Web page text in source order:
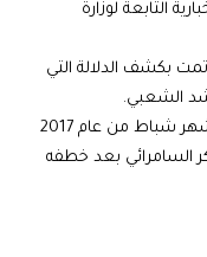
التابعة لوزارة
بكشف الدلالة التي
وكان تنظيم “داعش” الإرهابي قد اقدم في شهر شباط من عام 2017
السامرائي بعد خطفه